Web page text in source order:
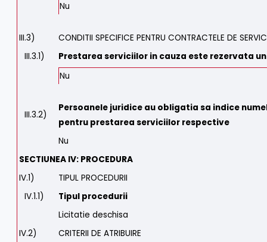
Nu
III.3)
CONDITII SPECIFICE PENTRU CONTRACTELE DE
III.3.1)
Prestarea serviciilor in cauza este rezervata
Nu
III.3.2)
Persoanele juridice au obligatia sa indice
pentru prestarea serviciilor respective
Nu
SECTIUNEA IV: PROCEDURA
IV.1)
TIPUL PROCEDURII
IV.1.1)
Tipul procedurii
Licitatie deschisa
IV.2)
CRITERII DE ATRIBUIRE